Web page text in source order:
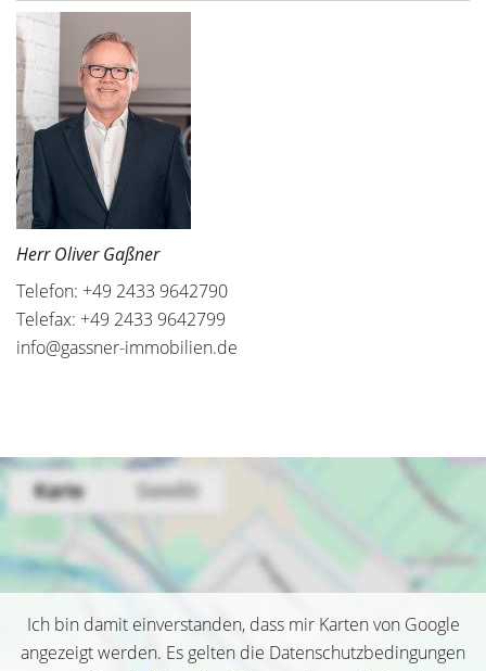
Herr Oliver Gaßner
Telefon: +49 2433 9642790
Telefax: +49 2433 9642799
info@gassner-immobilien.de
Ich bin damit einverstanden, dass mir Karten von Google
angezeigt werden. Es gelten die Datenschutzbedingungen